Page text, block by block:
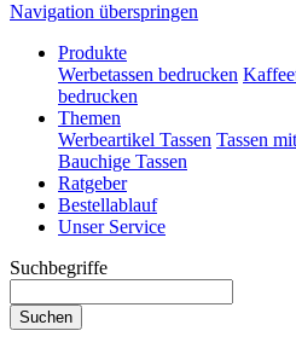
Navigation überspringen
Produkte
Werbetassen bedrucken
bedrucken
Themen
Werbeartikel Tassen Tassen
Bauchige Tassen
Ratgeber
Bestellablauf
Unser Service
Suchbegriffe
Suchen